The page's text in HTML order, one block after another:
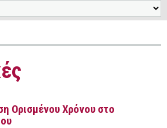
Ορισμένου Χρόνου στο